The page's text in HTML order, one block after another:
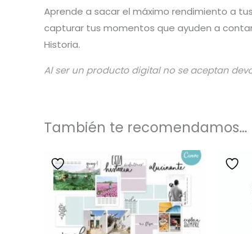
Aprende a sacar el máximo rendimiento a
capturar tus momentos que ayuden a
Historia.
Al ser un producto digital no se aceptan
También te recomendamos…